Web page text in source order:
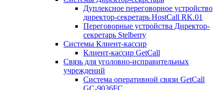
Дуплексное переговорное устройство
директор-секретарь HostCall RK.01
Переговорные устройства Директор-
секретарь Stelberry
Системы Клиент-кассир
Клиент-кассир GetCall
Связь для уголовно-исправительных
учреждений
Система оперативной связи GetCall
GC-9036FC